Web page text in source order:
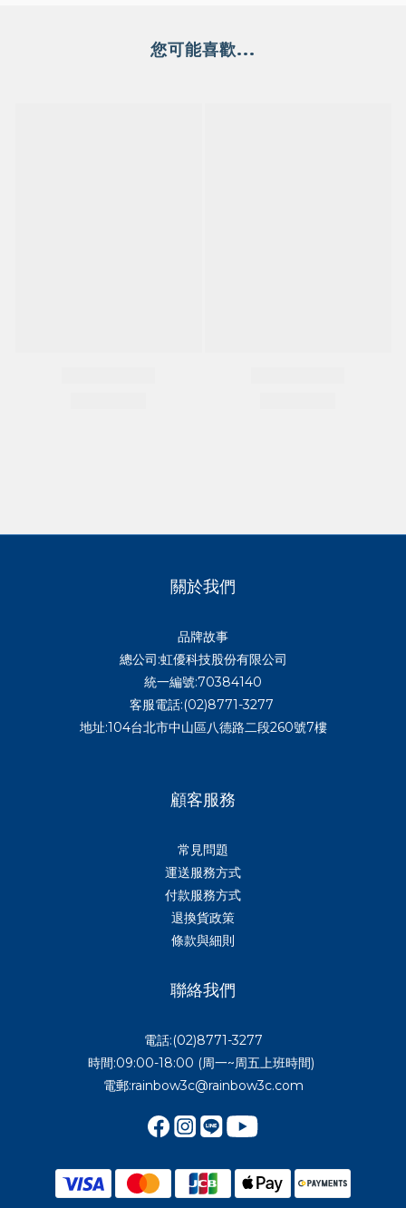
您可能喜歡...
關於我們
品牌故事
總公司:虹優科技股份有限公司
統一編號:70384140
客服電話:(02)8771-3277
地址:104台北市中山區八德路二段260號7樓
顧客服務
常見問題
運送服務方式
付款服務方式
退換貨政策
條款與細則
聯絡我們
電話:(02)8771-3277
時間:09:00-18:00 (周一~周五上班時間)
電郵:rainbow3c@rainbow3c.com